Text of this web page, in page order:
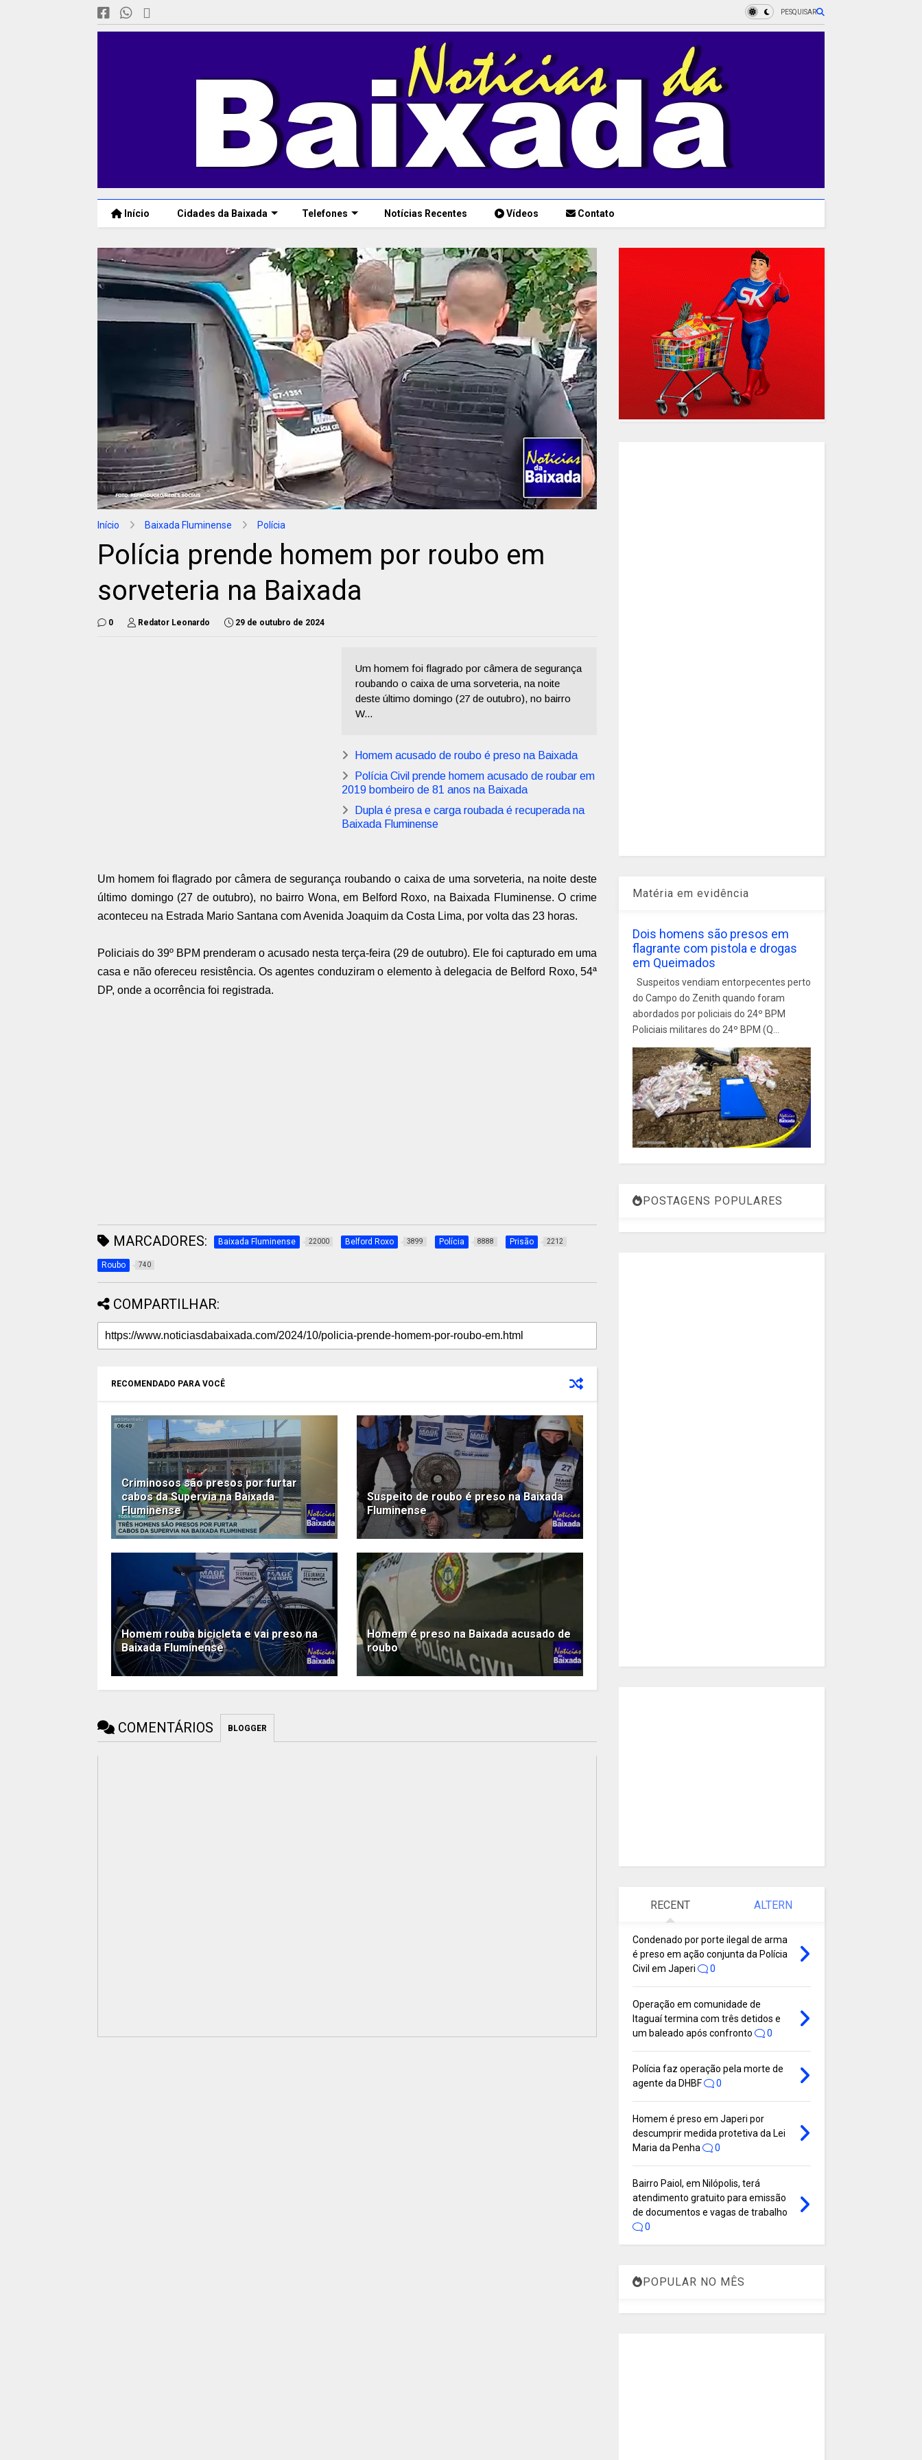
PESQUISAR
Início Cidades da Baixada Telefones Notícias Recentes Vídeos Contato
Início Baixada Fluminense Polícia
Polícia prende homem por roubo em
sorveteria na Baixada
0 Redator Leonardo 29 de outubro de 2024
Um homem foi flagrado por câmera de segurança
roubando o caixa de uma sorveteria, na noite
deste último domingo (27 de outubro), no bairro
W...
Homem acusado de roubo é preso na Baixada
Polícia Civil prende homem acusado de roubar em
2019 bombeiro de 81 anos na Baixada
Dupla é presa e carga roubada é recuperada na
Baixada Fluminense
Um homem foi flagrado por câmera de segurança roubando o caixa de uma sorveteria, na noite deste
último domingo (27 de outubro), no bairro Wona, em Belford Roxo, na Baixada Fluminense. O crime
aconteceu na Estrada Mario Santana com Avenida Joaquim da Costa Lima, por volta das 23 horas.
Policiais do 39º BPM prenderam o acusado nesta terça-feira (29 de outubro). Ele foi capturado em uma
casa e não ofereceu resistência. Os agentes conduziram o elemento à delegacia de Belford Roxo, 54ª
DP, onde a ocorrência foi registrada.
MARCADORES: Baixada Fluminense 22000 Belford Roxo 3899 Polícia 8888 Prisão 2212
Roubo 740
COMPARTILHAR:
RECOMENDADO PARA VOCÊ
Criminosos são presos por furtar
cabos da Supervia na Baixada
Fluminense
Suspeito de roubo é preso na Baixada
Fluminense
Homem rouba bicicleta e vai preso na
Baixada Fluminense
Homem é preso na Baixada acusado de
roubo
COMENTÁRIOS BLOGGER
Matéria em evidência
Dois homens são presos em
flagrante com pistola e drogas
em Queimados
Suspeitos vendiam entorpecentes perto
do Campo do Zenith quando foram
abordados por policiais do 24º BPM
Policiais militares do 24º BPM (Q...
POSTAGENS POPULARES
RECENT ALTERN
Condenado por porte ilegal de arma
é preso em ação conjunta da Polícia
Civil em Japeri
0
Operação em comunidade de
Itaguaí termina com três detidos e
um baleado após confronto
0
Polícia faz operação pela morte de
agente da DHBF
0
Homem é preso em Japeri por
descumprir medida protetiva da Lei
Maria da Penha
0
Bairro Paiol, em Nilópolis, terá
atendimento gratuito para emissão
de documentos e vagas de trabalho
0
POPULAR NO MÊS